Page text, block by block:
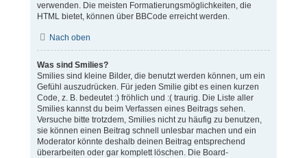
verwenden. Die meisten Formatierungsmöglichkeiten, die
HTML bietet, können über BBCode erreicht werden.
Nach oben
Was sind Smilies?
Smilies sind kleine Bilder, die benutzt werden können, um ein
Gefühl auszudrücken. Für jeden Smilie gibt es einen kurzen
Code, z. B. bedeutet :) fröhlich und :( traurig. Die Liste aller
Smilies kannst du beim Verfassen eines Beitrags sehen.
Versuche bitte trotzdem, Smilies nicht zu häufig zu benutzen,
sie können einen Beitrag schnell unlesbar machen und ein
Moderator könnte deshalb deinen Beitrag entsprechend
überarbeiten oder gar komplett löschen. Die Board-